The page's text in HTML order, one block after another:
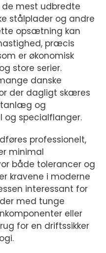
de mest udbredte
stålplader og andre
opsætning kan
præcis
er økonomisk
store serier.
danske
der dagligt skæres
og
og specialflanger.
professionelt,
minimal
både tolerancer og
kravene i moderne
interessant for
med tunge
eller
for en driftssikker